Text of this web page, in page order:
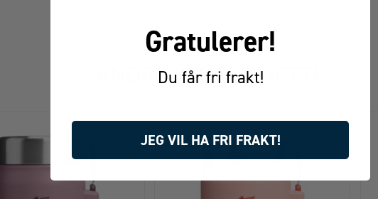
FÅR VI FORESLÅ
ANDRE KJØPTE DETTE
Gratulerer!
Du får fri frakt!
JEG VIL HA FRI FRAKT!